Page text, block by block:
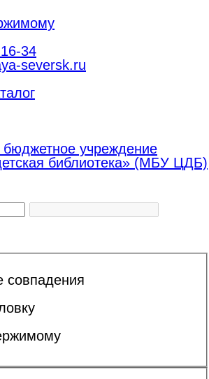
34
seversk.ru
учреждение
библиотека» (МБУ ЦДБ)
совпадения